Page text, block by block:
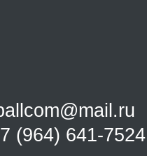
(964) 641-7524